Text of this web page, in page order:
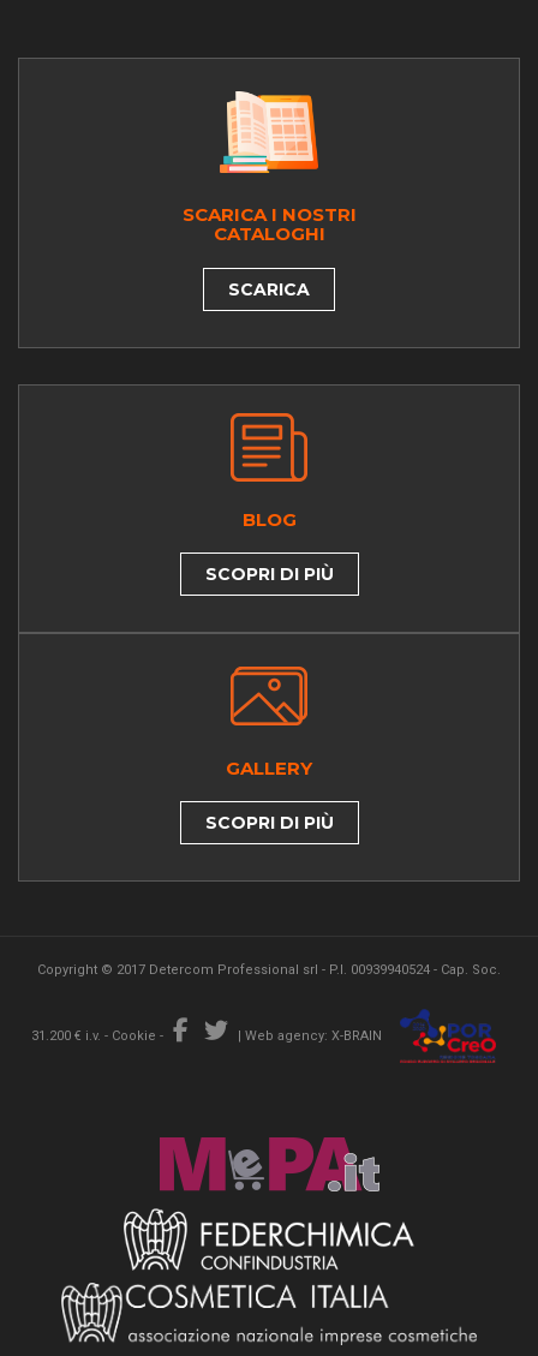
SCARICA I NOSTRI
CATALOGHI
SCARICA
BLOG
SCOPRI DI PIÙ
GALLERY
SCOPRI DI PIÙ
Copyright © 2017 Detercom Professional srl - P.I. 00939940524 - Cap. Soc.
31.200 € i.v. - Cookie - | Web agency: X-BRAIN